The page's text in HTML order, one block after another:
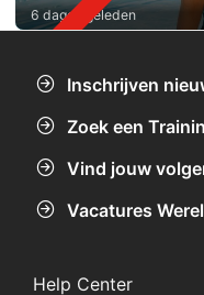
6 dagen geleden
Inschrijven
Zoek een
Vind jouw
Vacatures
Help Center